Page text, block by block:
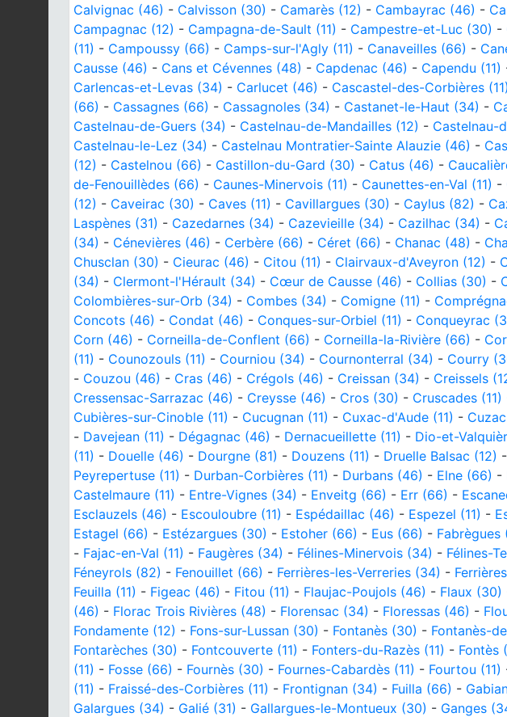
Calvignac (46) - Calvisson (30) - Camarès (12) - Cambayrac (46) -
Campagnac (12) - Campagna-de-Sault (11) - Campestre-et-Luc (30) -
(11) - Campoussy (66) - Camps-sur-l'Agly (11) - Canaveilles (66) -
Causse (46) - Cans et Cévennes (48) - Capdenac (46) - Capendu (11)
Carlencas-et-Levas (34) - Carlucet (46) - Cascastel-des-Corbières (11)
(66) - Cassagnes (66) - Cassagnoles (34) - Castanet-le-Haut (34) -
Castelnau-de-Guers (34) - Castelnau-de-Mandailles (12) - Castelnau-
Castelnau-le-Lez (34) - Castelnau Montratier-Sainte Alauzie (46) -
(12) - Castelnou (66) - Castillon-du-Gard (30) - Catus (46) -
de-Fenouillèdes (66) - Caunes-Minervois (11) - Caunettes-en-Val (11) -
(12) - Caveirac (30) - Caves (11) - Cavillargues (30) - Caylus (82) -
Laspènes (31) - Cazedarnes (34) - Cazevieille (34) - Cazilhac (34) -
(34) - Cénevières (46) - Cerbère (66) - Céret (66) - Chanac (48) -
Chusclan (30) - Cieurac (46) - Citou (11) - Clairvaux-d'Aveyron (12) -
(34) - Clermont-l'Hérault (34) - Cœur de Causse (46) - Collias (30) -
Colombières-sur-Orb (34) - Combes (34) - Comigne (11) -
Concots (46) - Condat (46) - Conques-sur-Orbiel (11) - Conqueyrac
Corn (46) - Corneilla-de-Conflent (66) - Corneilla-la-Rivière (66) -
(11) - Counozouls (11) - Courniou (34) - Cournonterral (34) - Courry
- Couzou (46) - Cras (46) - Crégols (46) - Creissan (34) - Creissels
Cressensac-Sarrazac (46) - Creysse (46) - Cros (30) - Cruscades (11)
Cubières-sur-Cinoble (11) - Cucugnan (11) - Cuxac-d'Aude (11) -
- Davejean (11) - Dégagnac (46) - Dernacueillette (11) - Dio-et-
(11) - Douelle (46) - Dourgne (81) - Douzens (11) - Druelle Balsac (12) -
Peyrepertuse (11) - Durban-Corbières (11) - Durbans (46) - Elne (66) -
Castelmaure (11) - Entre-Vignes (34) - Enveitg (66) - Err (66) -
Esclauzels (46) - Escouloubre (11) - Espédaillac (46) - Espezel (11) -
Estagel (66) - Estézargues (30) - Estoher (66) - Eus (66) - Fabrègues
- Fajac-en-Val (11) - Faugères (34) - Félines-Minervois (34) - Félines-
Féneyrols (82) - Fenouillet (66) - Ferrières-les-Verreries (34) -
Feuilla (11) - Figeac (46) - Fitou (11) - Flaujac-Poujols (46) - Flaux (30)
(46) - Florac Trois Rivières (48) - Florensac (34) - Floressas (46) -
Fondamente (12) - Fons-sur-Lussan (30) - Fontanès (30) - Fontanès-
Fontarèches (30) - Fontcouverte (11) - Fonters-du-Razès (11) - Fontès
(11) - Fosse (66) - Fournès (30) - Fournes-Cabardès (11) - Fourtou (11)
(11) - Fraissé-des-Corbières (11) - Frontignan (34) - Fuilla (66) -
Galargues (34) - Galié (31) - Gallargues-le-Montueux (30) - Ganges